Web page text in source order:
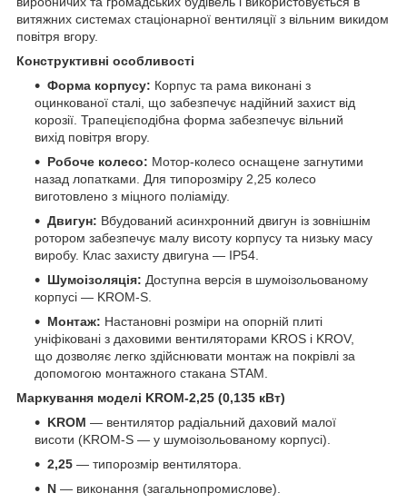
витяжних системах стаціонарної вентиляції з вільним викидом
повітря вгору.
Конструктивні особливості
Форма корпусу: Корпус та рама виконані з
оцинкованої сталі, що забезпечує надійний захист від
корозії. Трапецієподібна форма забезпечує вільний
вихід повітря вгору.
Робоче колесо: Мотор-колесо оснащене загнутими
назад лопатками. Для типорозміру 2,25 колесо
виготовлено з міцного поліаміду.
Двигун: Вбудований асинхронний двигун із зовнішнім
ротором забезпечує малу висоту корпусу та низьку масу
виробу. Клас захисту двигуна — IP54.
Шумоізоляція: Доступна версія в шумоізольованому
корпусі — KROM-S.
Монтаж: Настановні розміри на опорній плиті
уніфіковані з даховими вентиляторами KROS і KROV,
що дозволяє легко здійснювати монтаж на покрівлі за
допомогою монтажного стакана STAM.
Маркування моделі KROM-2,25 (0,135 кВт)
KROM — вентилятор радіальний даховий малої
висоти (KROM-S — у шумоізольованому корпусі).
2,25 — типорозмір вентилятора.
N — виконання (загальнопромислове).